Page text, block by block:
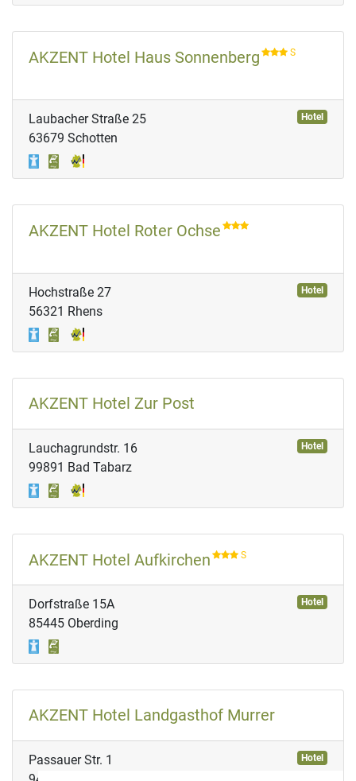
AKZENT Hotel Haus Sonnenberg S
Hotel
Laubacher Straße 25
63679 Schotten
AKZENT Hotel Roter Ochse
Hotel
Hochstraße 27
56321 Rhens
AKZENT Hotel Zur Post
Hotel
Lauchagrundstr. 16
99891 Bad Tabarz
AKZENT Hotel Aufkirchen S
Hotel
Dorfstraße 15A
85445 Oberding
AKZENT Hotel Landgasthof Murrer
Hotel
Passauer Str. 1